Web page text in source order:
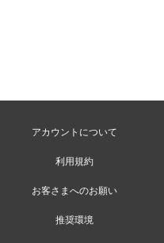
アカウントについて
利用規約
お客さまへのお願い
推奨環境